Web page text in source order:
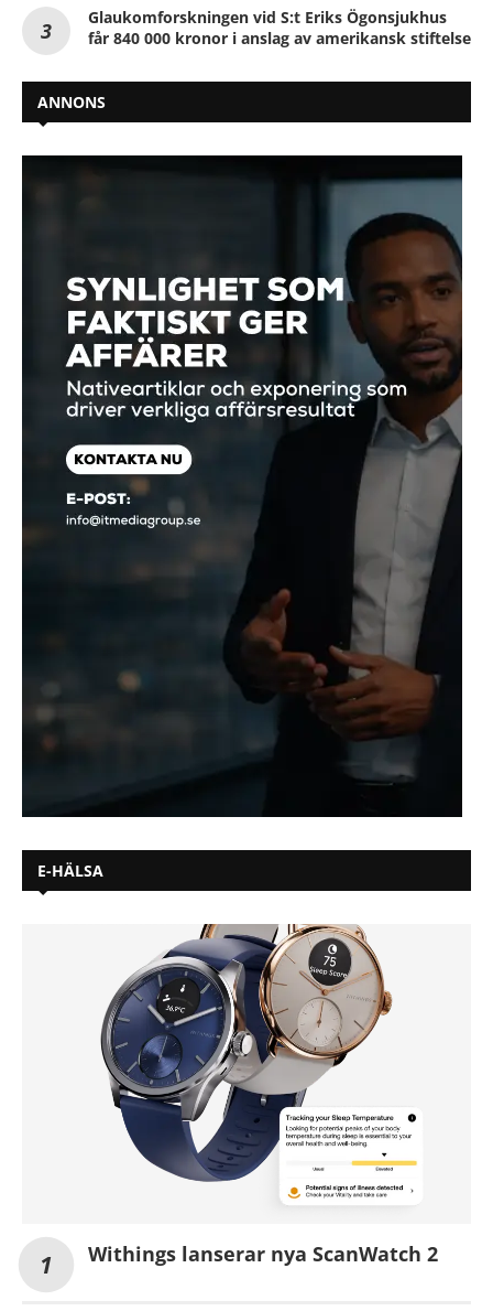
Glaukomforskningen vid S:t Eriks Ögonsjukhus
får 840 000 kronor i anslag av amerikansk stiftelse
ANNONS
E-HÄLSA
Withings lanserar nya ScanWatch 2